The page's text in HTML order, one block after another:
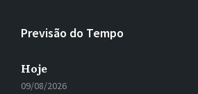
Previsão do Tempo
Hoje
09/08/2026